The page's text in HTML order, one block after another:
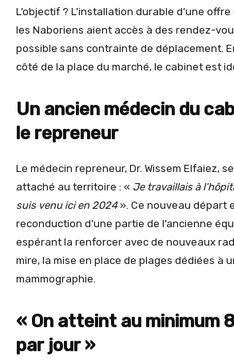
L’objectif ? L’installation durable d’une
les Naboriens aient accès à des rendez-
possible sans contrainte de déplacement.
côté de la place du marché, le cabinet est
Un ancien médecin du
le repreneur
Le médecin repreneur, Dr. Wissem Elfaiez,
attaché au territoire : « Je travaillais à
suis venu ici en 2024». Ce nouveau départ
reconduction d’une partie de l’ancienne
espérant la renforcer avec de nouveaux
mire, la mise en place de plages dédiées à
mammographie.
« On atteint au minimum
par jour »